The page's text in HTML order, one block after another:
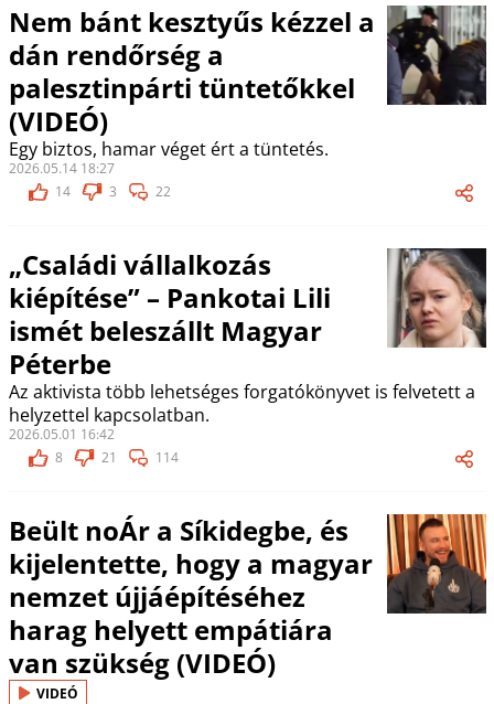
Nem bánt kesztyűs kézzel a
dán rendőrség a
palesztinpárti tüntetőkkel
(VIDEÓ)
Egy biztos, hamar véget ért a tüntetés.
2026.05.14 18:27
14
3 22
„Családi vállalkozás
kiépítése” – Pankotai Lili
ismét beleszállt Magyar
Péterbe
Az aktivista több lehetséges forgatókönyvet is felvetett a
helyzettel kapcsolatban.
2026.05.01 16:42
8
21 114
Beült noÁr a Síkidegbe, és
kijelentette, hogy a magyar
nemzet újjáépítéséhez
harag helyett empátiára
van szükség (VIDEÓ)
VIDEÓ